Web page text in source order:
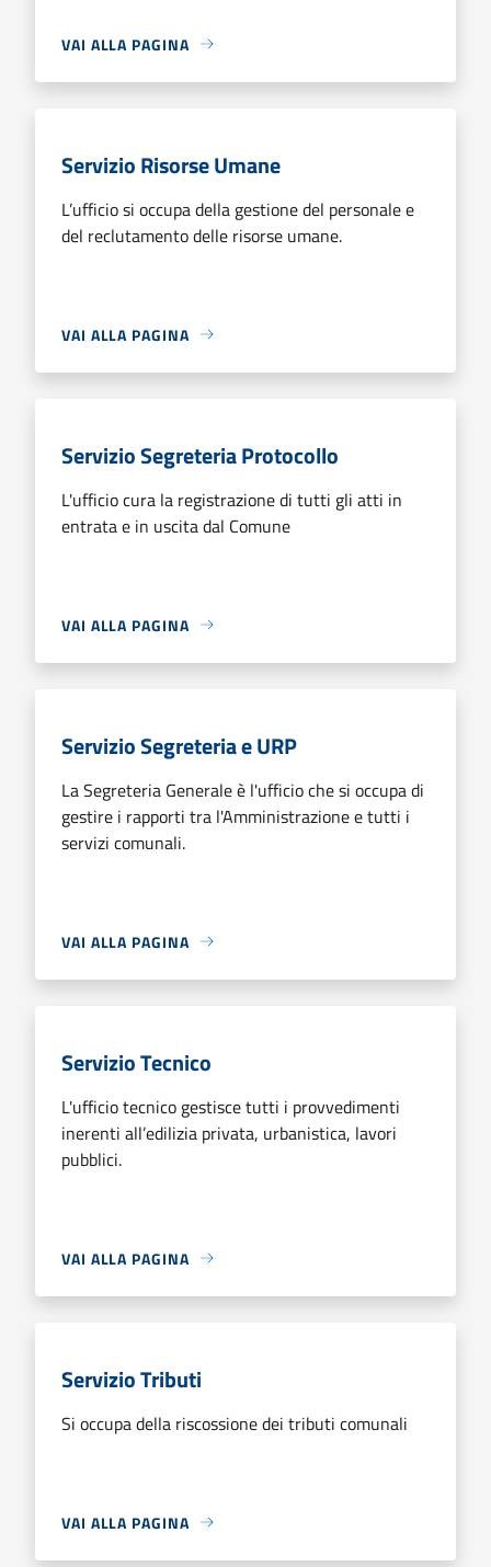
VAI ALLA PAGINA
Servizio Risorse Umane
L’ufficio si occupa della gestione del personale e
del reclutamento delle risorse umane.
VAI ALLA PAGINA
Servizio Segreteria Protocollo
L'ufficio cura la registrazione di tutti gli atti in
entrata e in uscita dal Comune
VAI ALLA PAGINA
Servizio Segreteria e URP
La Segreteria Generale è l'ufficio che si occupa di
gestire i rapporti tra l'Amministrazione e tutti i
servizi comunali.
VAI ALLA PAGINA
Servizio Tecnico
L'ufficio tecnico gestisce tutti i provvedimenti
inerenti all’edilizia privata, urbanistica, lavori
pubblici.
VAI ALLA PAGINA
Servizio Tributi
Si occupa della riscossione dei tributi comunali
VAI ALLA PAGINA